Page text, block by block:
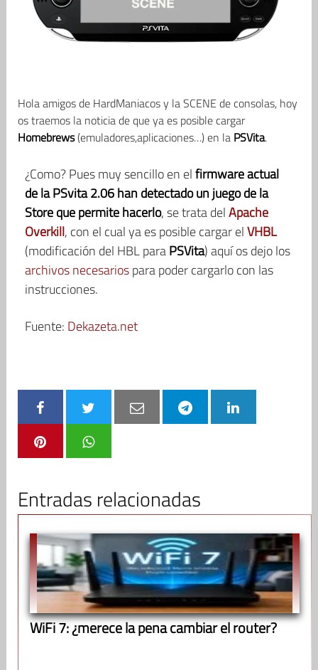
Hola amigos de HardManiacos y la SCENE de consolas, hoy
os traemos la noticia de que ya es posible cargar
Homebrews(emuladores,aplicaciones…) en la PSVita.
¿Como? Pues muy sencillo en elfirmware actual
de la PSvita 2.06 han detectado un juego de la
Store que permite hacerlo, se trata delApache
Overkill, con el cual ya es posible cargar elVHBL
(modificación del HBL paraPSVita) aquí os dejo los
archivos necesariospara poder cargarlo con las
instrucciones.
Fuente: Dekazeta.net
Entradas relacionadas
WiFi 7: ¿merece la pena cambiar el router?